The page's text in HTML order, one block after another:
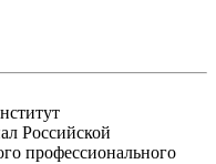
Российской
профессионального